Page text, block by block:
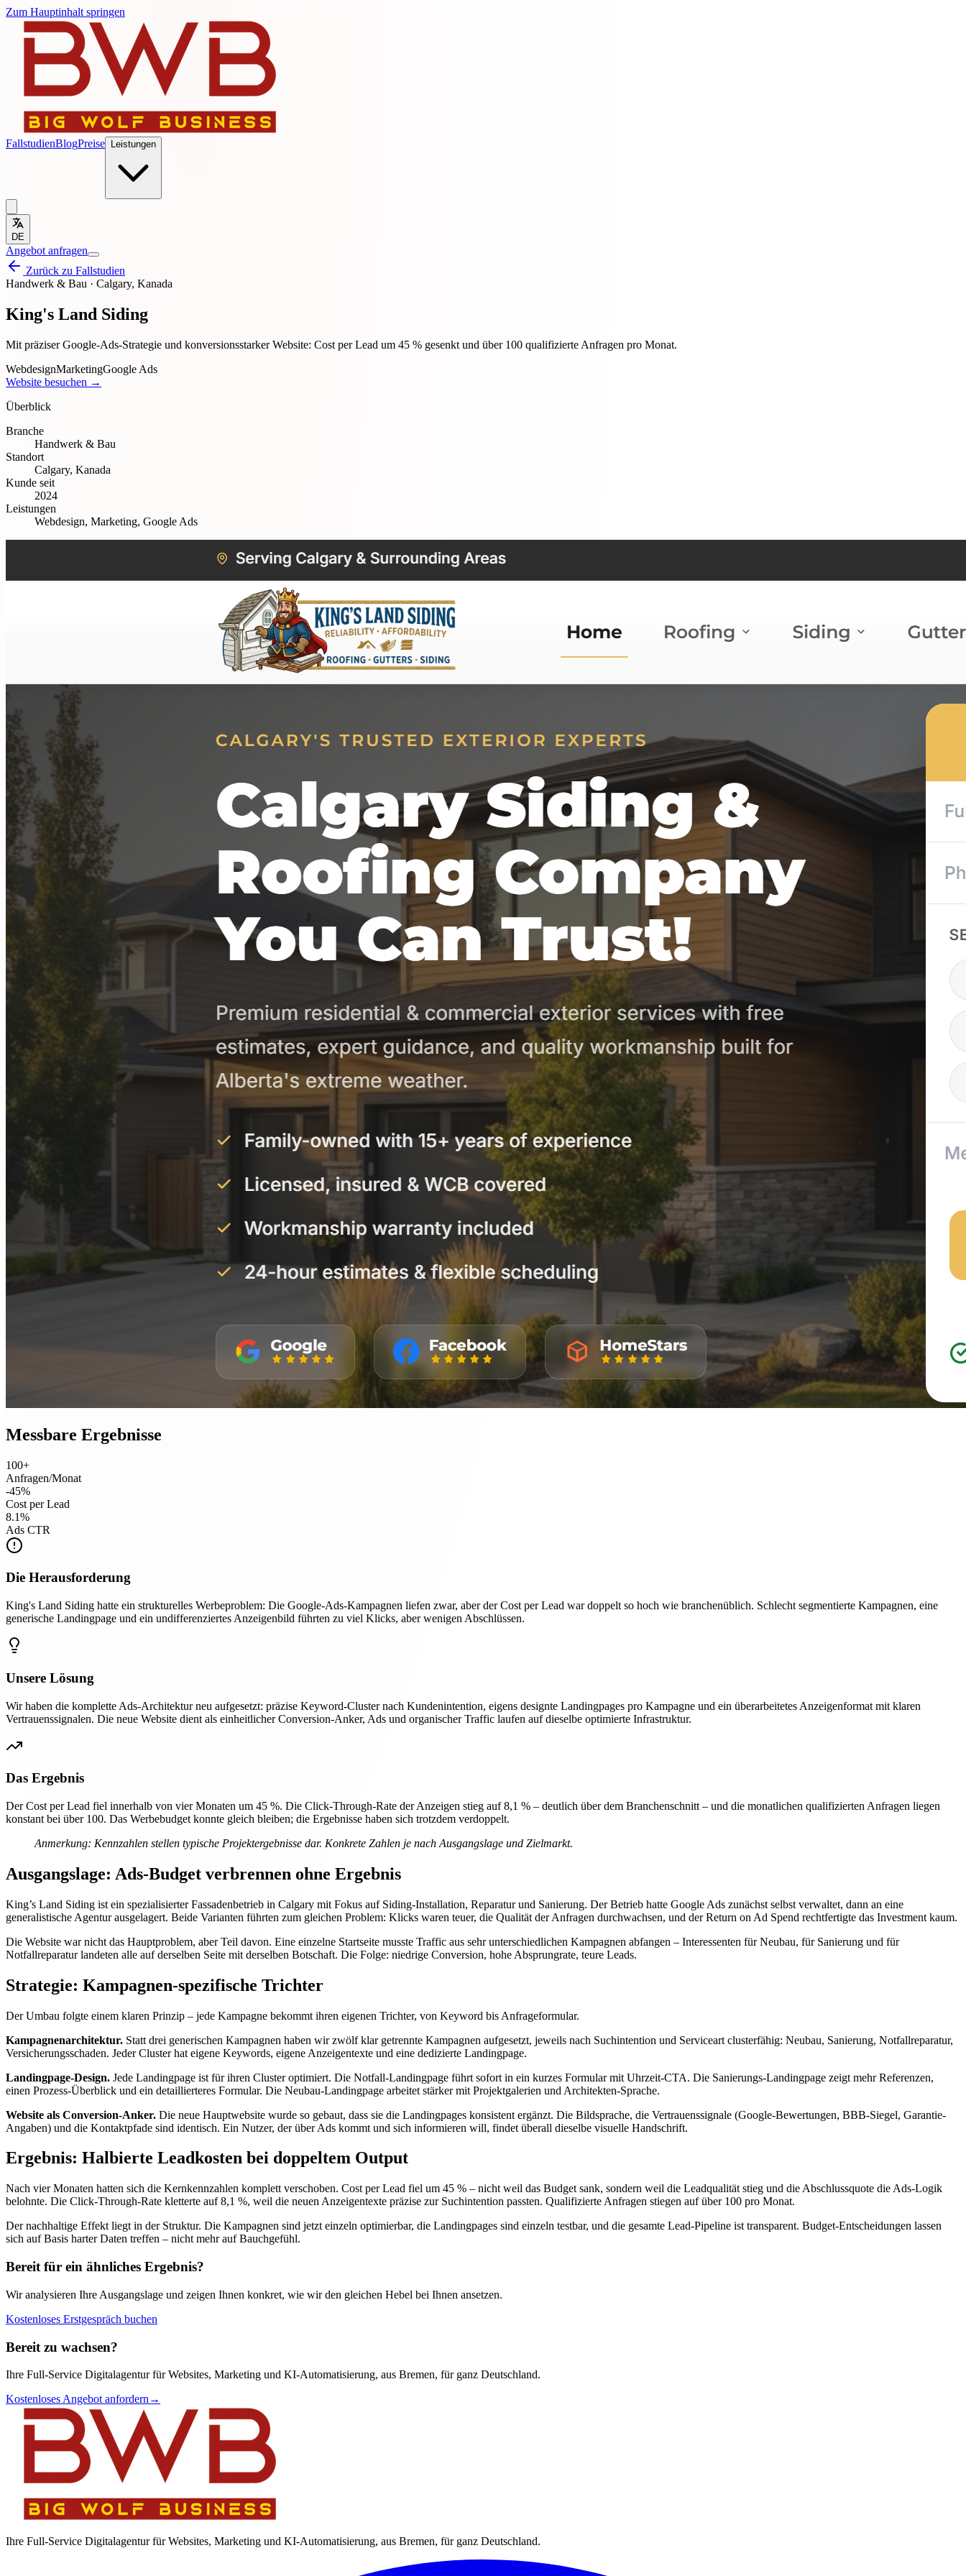
Zum Hauptinhalt springen
FallstudienBlogPreise Leistungen
DE
Angebot anfragen
Zurück zu Fallstudien
Handwerk & Bau · Calgary, Kanada
King's Land Siding
Mit präziser Google-Ads-Strategie und konversionsstarker Website: Cost per Lead um 45 % gesenkt und über 100 qualifizierte Anfragen pro Monat.
WebdesignMarketingGoogle Ads
Website besuchen →
Überblick
Branche
Handwerk & Bau
Standort
Calgary, Kanada
Kunde seit
2024
Leistungen
Webdesign, Marketing, Google Ads
Messbare Ergebnisse
100+
Anfragen/Monat
-45%
Cost per Lead
8.1%
Ads CTR
Die Herausforderung
King's Land Siding hatte ein strukturelles Werbeproblem: Die Google-Ads-Kampagnen liefen zwar, aber der Cost per Lead war doppelt so hoch wie branchenüblich. Schlecht segmentierte Kampagnen, eine
generische Landingpage und ein undifferenziertes Anzeigenbild führten zu viel Klicks, aber wenigen Abschlüssen.
Unsere Lösung
Wir haben die komplette Ads-Architektur neu aufgesetzt: präzise Keyword-Cluster nach Kundenintention, eigens designte Landingpages pro Kampagne und ein überarbeitetes Anzeigenformat mit klaren
Vertrauenssignalen. Die neue Website dient als einheitlicher Conversion-Anker, Ads und organischer Traffic laufen auf dieselbe optimierte Infrastruktur.
Das Ergebnis
Der Cost per Lead fiel innerhalb von vier Monaten um 45 %. Die Click-Through-Rate der Anzeigen stieg auf 8,1 % – deutlich über dem Branchenschnitt – und die monatlichen qualifizierten Anfragen liegen
konstant bei über 100. Das Werbebudget konnte gleich bleiben; die Ergebnisse haben sich trotzdem verdoppelt.
Anmerkung: Kennzahlen stellen typische Projektergebnisse dar. Konkrete Zahlen je nach Ausgangslage und Zielmarkt.
Ausgangslage: Ads-Budget verbrennen ohne Ergebnis
King’s Land Siding ist ein spezialisierter Fassadenbetrieb in Calgary mit Fokus auf Siding-Installation, Reparatur und Sanierung. Der Betrieb hatte Google Ads zunächst selbst verwaltet, dann an eine
generalistische Agentur ausgelagert. Beide Varianten führten zum gleichen Problem: Klicks waren teuer, die Qualität der Anfragen durchwachsen, und der Return on Ad Spend rechtfertigte das Investment kaum.
Die Website war nicht das Hauptproblem, aber Teil davon. Eine einzelne Startseite musste Traffic aus sehr unterschiedlichen Kampagnen abfangen – Interessenten für Neubau, für Sanierung und für
Notfallreparatur landeten alle auf derselben Seite mit derselben Botschaft. Die Folge: niedrige Conversion, hohe Absprungrate, teure Leads.
Strategie: Kampagnen-spezifische Trichter
Der Umbau folgte einem klaren Prinzip – jede Kampagne bekommt ihren eigenen Trichter, von Keyword bis Anfrageformular.
Kampagnenarchitektur. Statt drei generischen Kampagnen haben wir zwölf klar getrennte Kampagnen aufgesetzt, jeweils nach Suchintention und Serviceart clusterfähig: Neubau, Sanierung, Notfallreparatur,
Versicherungsschaden. Jeder Cluster hat eigene Keywords, eigene Anzeigentexte und eine dedizierte Landingpage.
Landingpage-Design. Jede Landingpage ist für ihren Cluster optimiert. Die Notfall-Landingpage führt sofort in ein kurzes Formular mit Uhrzeit-CTA. Die Sanierungs-Landingpage zeigt mehr Referenzen,
einen Prozess-Überblick und ein detaillierteres Formular. Die Neubau-Landingpage arbeitet stärker mit Projektgalerien und Architekten-Sprache.
Website als Conversion-Anker. Die neue Hauptwebsite wurde so gebaut, dass sie die Landingpages konsistent ergänzt. Die Bildsprache, die Vertrauenssignale (Google-Bewertungen, BBB-Siegel, Garantie-
Angaben) und die Kontaktpfade sind identisch. Ein Nutzer, der über Ads kommt und sich informieren will, findet überall dieselbe visuelle Handschrift.
Ergebnis: Halbierte Leadkosten bei doppeltem Output
Nach vier Monaten hatten sich die Kernkennzahlen komplett verschoben. Cost per Lead fiel um 45 % – nicht weil das Budget sank, sondern weil die Leadqualität stieg und die Abschlussquote die Ads-Logik
belohnte. Die Click-Through-Rate kletterte auf 8,1 %, weil die neuen Anzeigentexte präzise zur Suchintention passten. Qualifizierte Anfragen stiegen auf über 100 pro Monat.
Der nachhaltige Effekt liegt in der Struktur. Die Kampagnen sind jetzt einzeln optimierbar, die Landingpages sind einzeln testbar, und die gesamte Lead-Pipeline ist transparent. Budget-Entscheidungen lassen
sich auf Basis harter Daten treffen – nicht mehr auf Bauchgefühl.
Bereit für ein ähnliches Ergebnis?
Wir analysieren Ihre Ausgangslage und zeigen Ihnen konkret, wie wir den gleichen Hebel bei Ihnen ansetzen.
Kostenloses Erstgespräch buchen
Bereit zu wachsen?
Ihre Full-Service Digitalagentur für Websites, Marketing und KI-Automatisierung, aus Bremen, für ganz Deutschland.
Kostenloses Angebot anfordern →
Ihre Full-Service Digitalagentur für Websites, Marketing und KI-Automatisierung, aus Bremen, für ganz Deutschland.